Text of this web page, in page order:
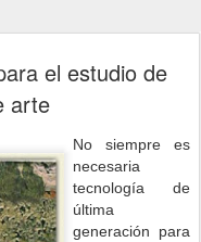
el estudio de
arte
No siempre es
necesaria
tecnología de
última
generación para